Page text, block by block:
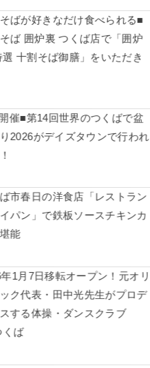
ばが好きなだけ食べられる■
ば 囲炉裏 つくば店で「囲炉
選 十割そば御膳」をいただき
催■第14回世界のつくばで盆
2026がデイズタウンで行われ
市春日の洋食店「レストラン
パン」で鉄板ソースチキンカ
能
1月7日移転オープン！元オリ
ク代表・田中光先生がプロデ
する体操・ダンスクラブ
くば